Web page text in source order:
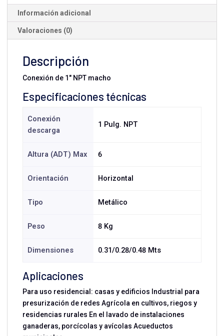
Información adicional
Valoraciones (0)
Descripción
Conexión de 1" NPT macho
Especificaciones técnicas
Conexión
descarga
1 Pulg. NPT
Altura (ADT) Max 6
Orientación Horizontal
Tipo Metálico
Peso 8 Kg
Dimensiones 0.31/0.28/0.48 Mts
Aplicaciones
Para uso residencial: casas y edificios Industrial para
presurización de redes Agrícola en cultivos, riegos y
residencias rurales En el lavado de instalaciones
ganaderas, porcícolas y avícolas Acueductos